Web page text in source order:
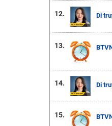
12. Di
13.
14. Di
15.